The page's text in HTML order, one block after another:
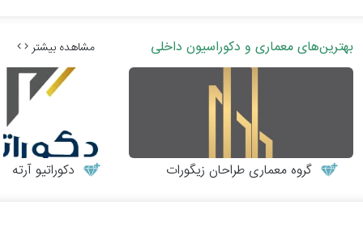
بهترین‌های معماری و دکوراسیون داخلی مشاهده بیشتر
گروه معماری طراحان زیگورات دکوراتیو آرته